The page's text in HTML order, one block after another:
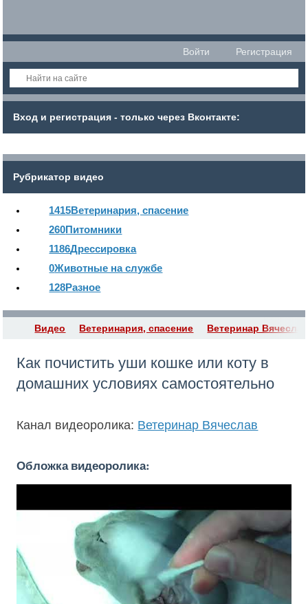
Войти Регистрация
Вход и регистрация - только через Вконтакте:
Рубрикатор видео
1415Ветеринария, спасение
260Питомники
1186Дрессировка
0Животные на службе
128Разное
Видео Ветеринария, спасение Ветеринар
Как почистить уши кошке или коту в
домашних условиях самостоятельно
Канал видеоролика: Ветеринар Вячеслав
Обложка видеоролика: